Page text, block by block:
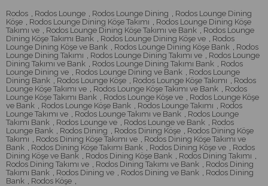
Rodos , Rodos Lounge , Rodos Lounge Dining , Rodos Lounge Dining
Köşe , Rodos Lounge Dining Köşe Takımı , Rodos Lounge Dining Köşe
Takımı ve , Rodos Lounge Dining Köşe Takımı ve Bank , Rodos Lounge
Dining Köşe Takımı Bank , Rodos Lounge Dining Köşe ve , Rodos
Lounge Dining Köşe ve Bank , Rodos Lounge Dining Köşe Bank , Rodos
Lounge Dining Takımı , Rodos Lounge Dining Takımı ve , Rodos Lounge
Dining Takımı ve Bank , Rodos Lounge Dining Takımı Bank , Rodos
Lounge Dining ve , Rodos Lounge Dining ve Bank , Rodos Lounge
Dining Bank , Rodos Lounge Köşe , Rodos Lounge Köşe Takımı , Rodos
Lounge Köşe Takımı ve , Rodos Lounge Köşe Takımı ve Bank , Rodos
Lounge Köşe Takımı Bank , Rodos Lounge Köşe ve , Rodos Lounge Köşe
ve Bank , Rodos Lounge Köşe Bank , Rodos Lounge Takımı , Rodos
Lounge Takımı ve , Rodos Lounge Takımı ve Bank , Rodos Lounge
Takımı Bank , Rodos Lounge ve , Rodos Lounge ve Bank , Rodos
Lounge Bank , Rodos Dining , Rodos Dining Köşe , Rodos Dining Köşe
Takımı , Rodos Dining Köşe Takımı ve , Rodos Dining Köşe Takımı ve
Bank , Rodos Dining Köşe Takımı Bank , Rodos Dining Köşe ve , Rodos
Dining Köşe ve Bank , Rodos Dining Köşe Bank , Rodos Dining Takımı ,
Rodos Dining Takımı ve , Rodos Dining Takımı ve Bank , Rodos Dining
Takımı Bank , Rodos Dining ve , Rodos Dining ve Bank , Rodos Dining
Bank , Rodos Köşe ,